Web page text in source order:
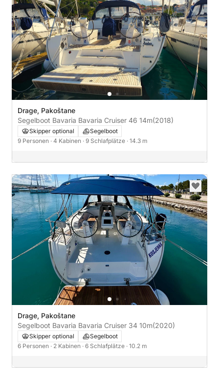
Drage, Pakoštane
Segelboot Bavaria Bavaria Cruiser 46 14m(2018)
Skipper optional
Segelboot
9 Personen · 4 Kabinen · 9 Schlafplätze · 14.3 m
Drage, Pakoštane
Segelboot Bavaria Bavaria Cruiser 34 10m(2020)
Skipper optional
Segelboot
6 Personen · 2 Kabinen · 6 Schlafplätze · 10.2 m